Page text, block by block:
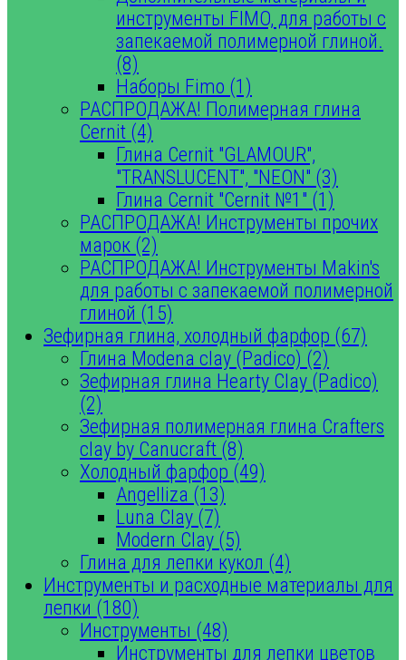
инструменты FIMO, для работы с
запекаемой полимерной глиной.
(8)
Наборы Fimo (1)
РАСПРОДАЖА! Полимерная глина
Cernit (4)
Глина Cernit "GLAMOUR",
"TRANSLUCENT", "NEON" (3)
Глина Cernit "Cernit №1" (1)
РАСПРОДАЖА! Инструменты прочих
марок (2)
РАСПРОДАЖА! Инструменты Makin's
для работы с запекаемой полимерной
глиной (15)
Зефирная глина, холодный фарфор (67)
Глина Modena clay (Padico) (2)
Зефирная глина Hearty Clay (Padico)
(2)
Зефирная полимерная глина Crafters
clay by Canucraft (8)
Холодный фарфор (49)
Angelliza (13)
Luna Clay (7)
Modern Clay (5)
Глина для лепки кукол (4)
Инструменты и расходные материалы для
лепки (180)
Инструменты (48)
Инструменты для лепки цветов